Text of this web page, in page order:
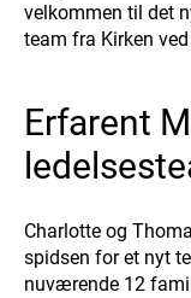
velkommen til det
team fra Kirken ved
Erfarent
Charlotte og
spidsen for et nyt
nuværende 12